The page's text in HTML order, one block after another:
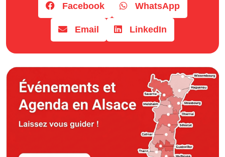
Facebook WhatsApp
Email LinkedIn